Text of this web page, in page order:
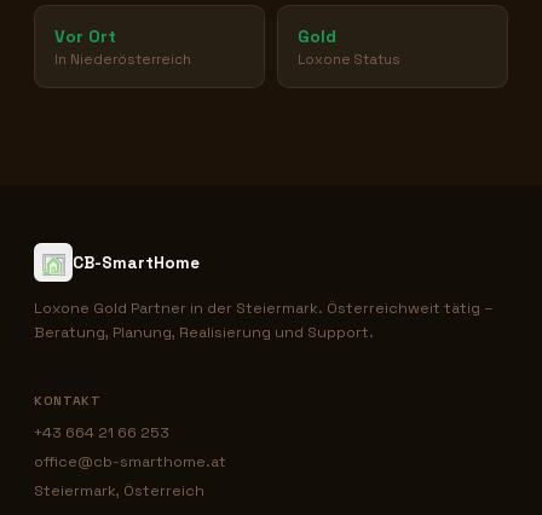
Vor Ort
In Niederösterreich
Gold
Loxone Status
CB-SmartHome
Loxone Gold Partner in der Steiermark. Österreichweit tätig –
Beratung, Planung, Realisierung und Support.
KONTAKT
+43 664 21 66 253
office@cb-smarthome.at
Steiermark, Österreich